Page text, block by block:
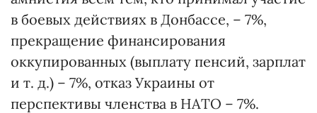
в боевых действиях в Донбассе, – 7%,
прекращение финансирования
оккупированных (выплату пенсий, зарплат
и т. д.) – 7%, отказ Украины от
перспективы членства в НАТО – 7%.